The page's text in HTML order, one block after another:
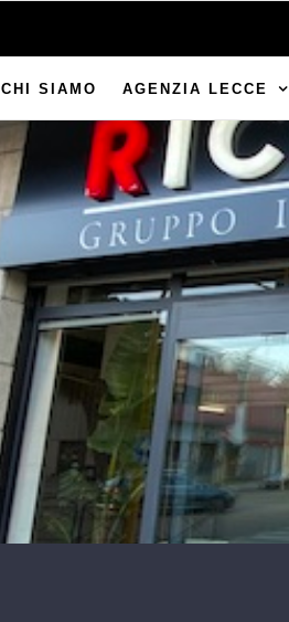
CHI SIAMO AGENZIA LECCE